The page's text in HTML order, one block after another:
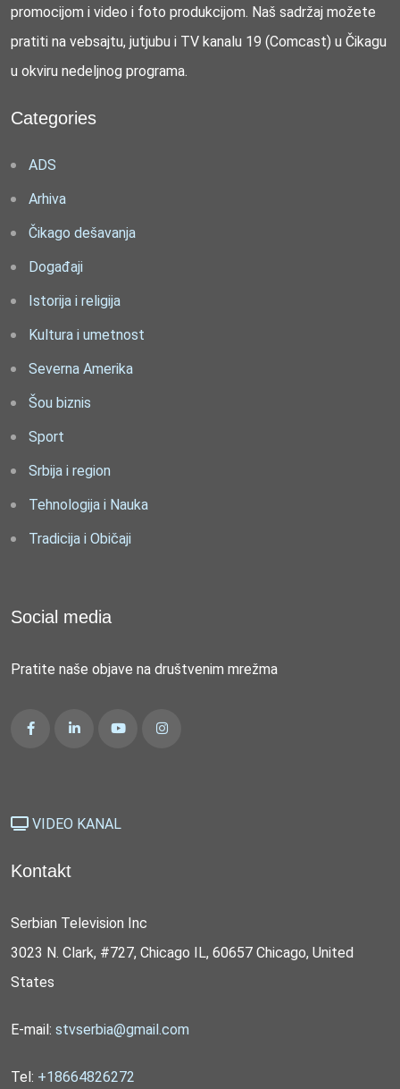
promocijom i video i foto produkcijom. Naš sadržaj možete
pratiti na vebsajtu, jutjubu i TV kanalu 19 (Comcast) u Čikagu
u okviru nedeljnog programa.
Categories
ADS
Arhiva
Čikago dešavanja
Događaji
Istorija i religija
Kultura i umetnost
Severna Amerika
Šou biznis
Sport
Srbija i region
Tehnologija i Nauka
Tradicija i Običaji
Social media
Pratite naše objave na društvenim mrežma
VIDEO KANAL
Kontakt
Serbian Television Inc
3023 N. Clark, #727, Chicago IL, 60657 Chicago, United
States
E-mail: stvserbia@gmail.com
Tel: +18664826272